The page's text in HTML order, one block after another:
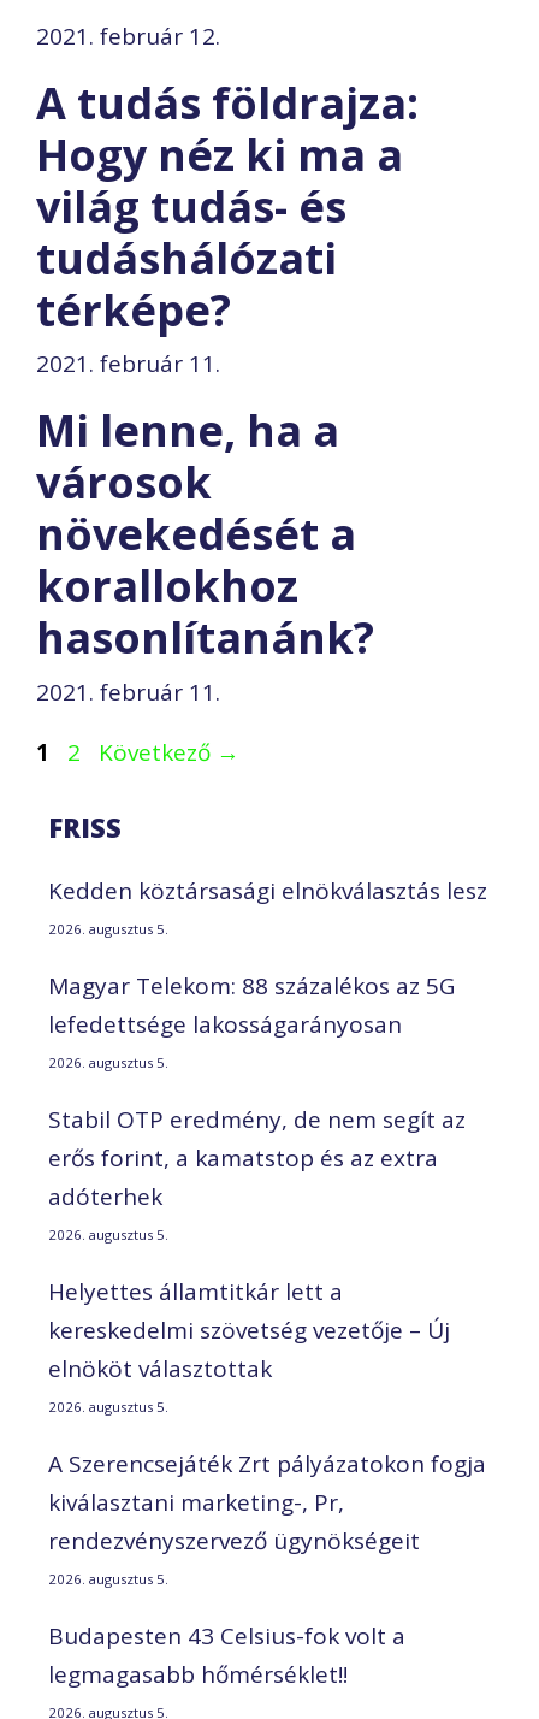
2021. február 12.
A tudás földrajza:
Hogy néz ki ma a
világ tudás- és
tudáshálózati
térképe?
2021. február 11.
Mi lenne, ha a
városok
növekedését a
korallokhoz
hasonlítanánk?
2021. február 11.
Oldal
1 Oldal
2 Következő →
FRISS
Kedden köztársasági elnökválasztás lesz
2026. augusztus 5.
Magyar Telekom: 88 százalékos az 5G
lefedettsége lakosságarányosan
2026. augusztus 5.
Stabil OTP eredmény, de nem segít az
erős forint, a kamatstop és az extra
adóterhek
2026. augusztus 5.
Helyettes államtitkár lett a
kereskedelmi szövetség vezetője – Új
elnököt választottak
2026. augusztus 5.
A Szerencsejáték Zrt pályázatokon fogja
kiválasztani marketing-, Pr,
rendezvényszervező ügynökségeit
2026. augusztus 5.
Budapesten 43 Celsius-fok volt a
legmagasabb hőmérséklet!!
2026. augusztus 5.